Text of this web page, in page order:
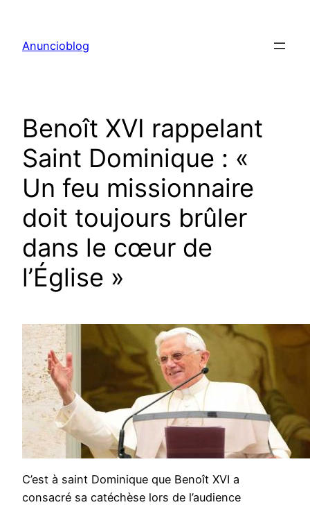
contenu
Anuncioblog
Benoît XVI rappelant
Saint Dominique : «
Un feu missionnaire
doit toujours brûler
dans le cœur de
l’Église »
C’est à saint Dominique que Benoît XVI a
consacré sa catéchèse lors de l’audience